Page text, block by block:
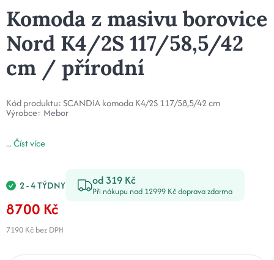
Komoda z masivu borovice
Nord K4/2S 117/58,5/42
cm / přírodní
Kód produktu: SCANDIA komoda K4/2S 117/58,5/42 cm
Výrobce: Mebor
...Číst více
2 - 4 TÝDNY od 319 Kč
Při nákupu nad 12999 Kč doprava zdarma
8700 Kč
7190 Kč bez DPH